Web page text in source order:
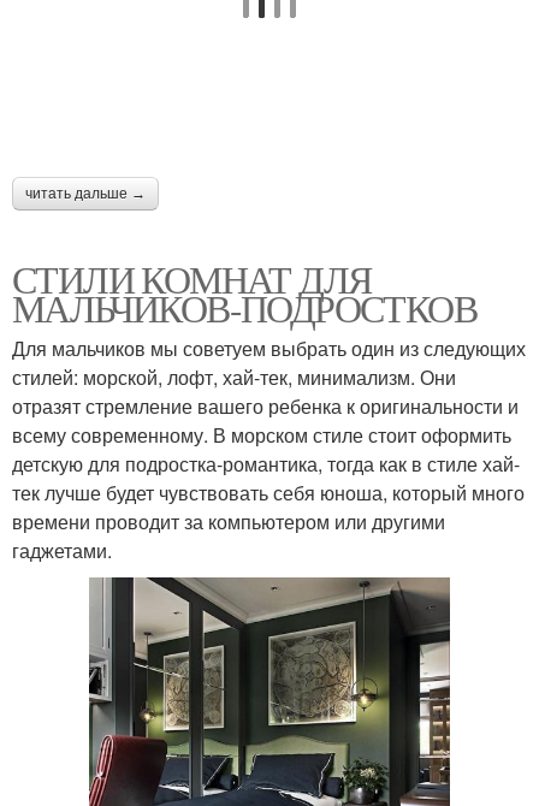
читать дальше →
СТИЛИ КОМНАТ ДЛЯ
МАЛЬЧИКОВ-ПОДРОСТКОВ
Для мальчиков мы советуем выбрать один из следующих
стилей: морской, лофт, хай-тек, минимализм. Они
отразят стремление вашего ребенка к оригинальности и
всему современному. В морском стиле стоит оформить
детскую для подростка-романтика, тогда как в стиле хай-
тек лучше будет чувствовать себя юноша, который много
времени проводит за компьютером или другими
гаджетами.